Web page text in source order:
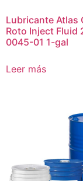
Lubricante Atlas
Roto Inject Fluid
0045-01 1-gal
Leer más